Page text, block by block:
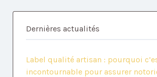
Dernières actualités
Label qualité artisan : pourquoi
incontournable pour assurer